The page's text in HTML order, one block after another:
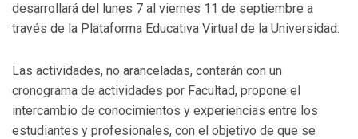
desarrollará del lunes 7 al viernes 11 de septiembre a
través de la Plataforma Educativa Virtual de la Universidad.
Las actividades, no aranceladas, contarán con un
cronograma de actividades por Facultad, propone el
intercambio de conocimientos y experiencias entre los
estudiantes y profesionales, con el objetivo de que se